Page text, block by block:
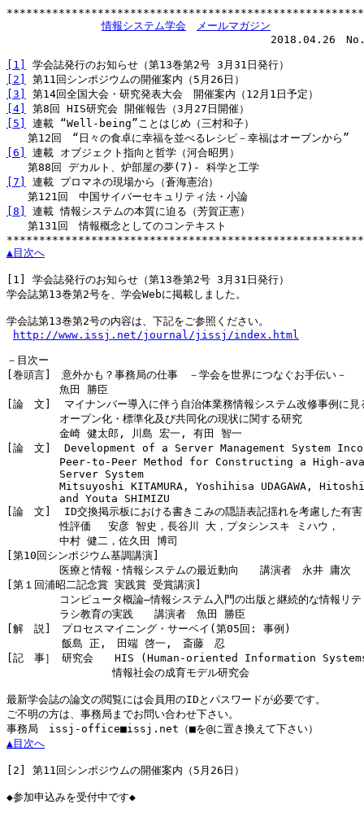
情報システム学会
メールマガジン
2018.04.26　No.13-
[1]
[2]
[3]
[4]
[5]
連載 “Well-being”ことはじめ（三村和子）
[6]
連載 オブジェクト指向と哲学（河合昭男）
[7]
連載 プロマネの現場から（蒼海憲治）
[8]
連載 情報システムの本質に迫る（芳賀正憲）
第131回　情報概念としてのコンテキスト
▲目次へ
[1]
学会誌発行のお知らせ（第13巻第2号 3月31日発行）
学会誌第13巻第2号を、学会Webに掲載しました。
学会誌第13巻第2号の内容は、下記をご参照ください。
http://www.issj.net/journal/jissj/index.html
－目次ー
[巻頭言]　意外かも？事務局の仕事　－学会を世界につなぐお手伝い－
魚田 勝臣
[論　文]  マイナンバー導入に伴う自治体業務情報システム改修事例に見
オープン化・標準化及び共同化の現状に関する研究
金崎 健太郎, 川島 宏一, 有田 智一
[論　文]  Development of a Server Management System
Peer-to-Peer Method for Constructing a High-
Server System
Mitsuyoshi KITAMURA, Yoshihisa UDAGAWA, Hitoshi
and Youta SHIMIZU
[論　文]  ID交換掲示板における書きこみの隠語表記揺れを考慮した有害
性評価　 安彦 智史，長谷川 大，プタシンスキ ミハウ，
中村 健二，佐久田 博司
[第10回シンポジウム基調講演]
医療と情報・情報システムの最近動向　　講演者　永井 庸次
[第１回浦昭二記念賞 実践賞 受賞講演]
コンピュータ概論―情報システム入門の出版と継続的な情報リテ
ラシ教育の実践　　講演者　魚田 勝臣
[解　説]　プロセスマイニング・サーベイ(第05回: 事例)
  　　　　飯島 正,　田端 啓一,　斎藤　忍
[記　事］ 研究会　　HIS (Human-oriented Information
情報社会の成育モデル研究会
最新学会誌の論文の閲覧には会員用のIDとパスワードが必要です。
ご不明の方は、事務局までお問い合わせ下さい。
▲目次へ
[2] 第11回シンポジウムの開催案内（5月26日）
◆参加申込みを受付中です◆